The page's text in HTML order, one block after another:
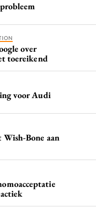
over
toereikend
voor Audi
Bone aan